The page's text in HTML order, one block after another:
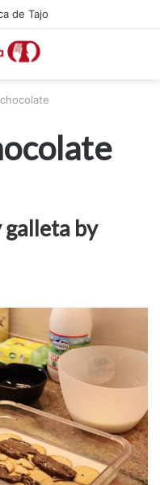
de Tajo
galleta by